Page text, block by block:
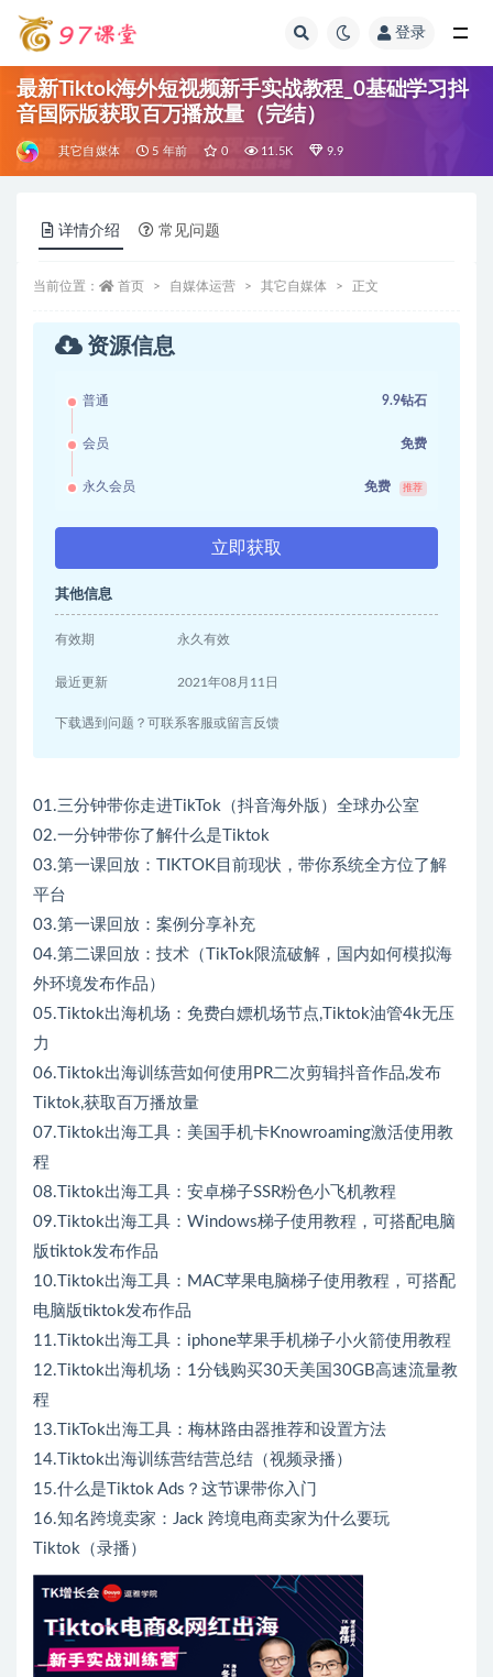
登录
最新Tiktok海外短视频新手实战教程_0基础学习抖
音国际版获取百万播放量（完结）
其它自媒体 5 年前 0 11.5K 9.9
详情介绍 常见问题
当前位置： 首页 自媒体运营 其它自媒体 正文
资源信息
普通 9.9钻石
会员 免费
永久会员 免费 推荐
立即获取
其他信息
有效期 永久有效
最近更新 2021年08月11日
下载遇到问题？可联系客服或留言反馈
01.三分钟带你走进TikTok（抖音海外版）全球办公室
02.一分钟带你了解什么是Tiktok
03.第一课回放：TIKTOK目前现状，带你系统全方位了解
平台
03.第一课回放：案例分享补充
04.第二课回放：技术（TikTok限流破解，国内如何模拟海
外环境发布作品）
05.Tiktok出海机场：免费白嫖机场节点,Tiktok油管4k无压
力
06.Tiktok出海训练营如何使用PR二次剪辑抖音作品,发布
Tiktok,获取百万播放量
07.Tiktok出海工具：美国手机卡Knowroaming激活使用教
程
08.Tiktok出海工具：安卓梯子SSR粉色小飞机教程
09.Tiktok出海工具：Windows梯子使用教程，可搭配电脑
版tiktok发布作品
10.Tiktok出海工具：MAC苹果电脑梯子使用教程，可搭配
电脑版tiktok发布作品
11.Tiktok出海工具：iphone苹果手机梯子小火箭使用教程
12.Tiktok出海机场：1分钱购买30天美国30GB高速流量教
程
13.TikTok出海工具：梅林路由器推荐和设置方法
14.Tiktok出海训练营结营总结（视频录播）
15.什么是Tiktok Ads？这节课带你入门
16.知名跨境卖家：Jack 跨境电商卖家为什么要玩
Tiktok（录播）